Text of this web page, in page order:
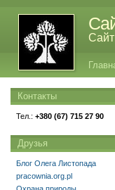
Контакты
Тел.: +380 (67) 715 27 90
Друзья
Блог Олега Листопада
pracownia.org.pl